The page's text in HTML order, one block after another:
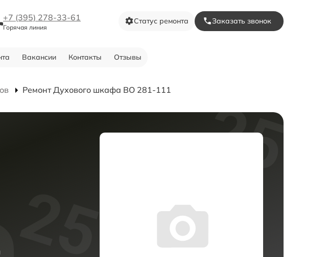
+7 (395) 278-33-61
Горячая линия
Статус ремонта Заказать звонок
Вакансии Контакты Отзывы
Ремонт Духового шкафа BO 281-111